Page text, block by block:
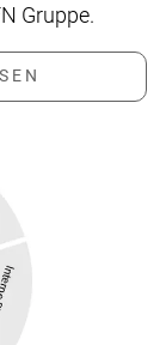
Gruppe.